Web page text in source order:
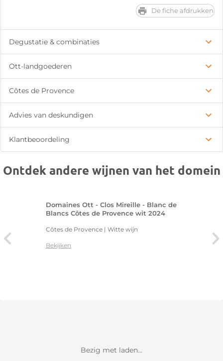
De fiche afdrukken
Degustatie & combinaties
Ott-landgoederen
Côtes de Provence
Advies van deskundigen
Klantbeoordeling
Ontdek andere wijnen van het domein
Domaines Ott - Clos Mireille - Blanc de
Blancs Côtes de Provence wit 2024
Côtes de Provence | Witte wijn
Bekijken
Bezig met laden...